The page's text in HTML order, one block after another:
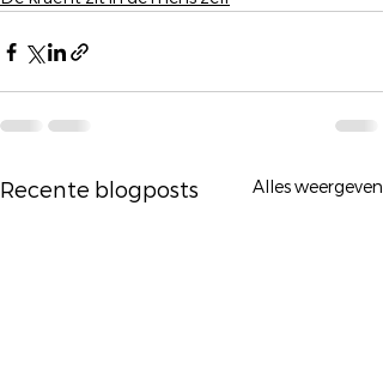
Recente blogposts Alles weergeven